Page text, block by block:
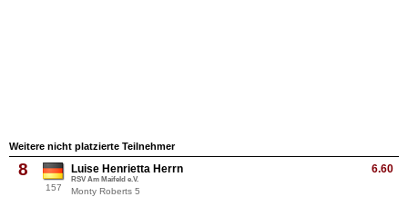
Weitere nicht platzierte Teilnehmer
8
157
6.60
Luise Henrietta Herrn
RSV Am Maifeld e.V.
Monty Roberts 5